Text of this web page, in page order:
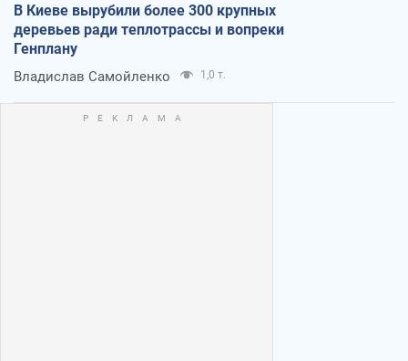
В Киеве вырубили более 300 крупных
деревьев ради теплотрассы и вопреки
Генплану
Владислав Самойленко 1,0 т.